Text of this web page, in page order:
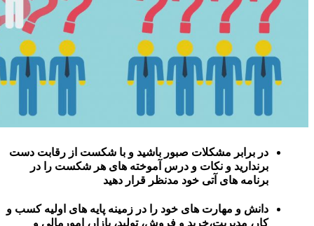
مشکلات صبور باشید و با شکست از رقابت دست
و نکات و درس آموخته های هر شکست را در
آتی خود مدنظر قرار دهید
های خود را در زمینه پایه های اولیه کسب و
و فروش، تولید، بازار، امورمالی و